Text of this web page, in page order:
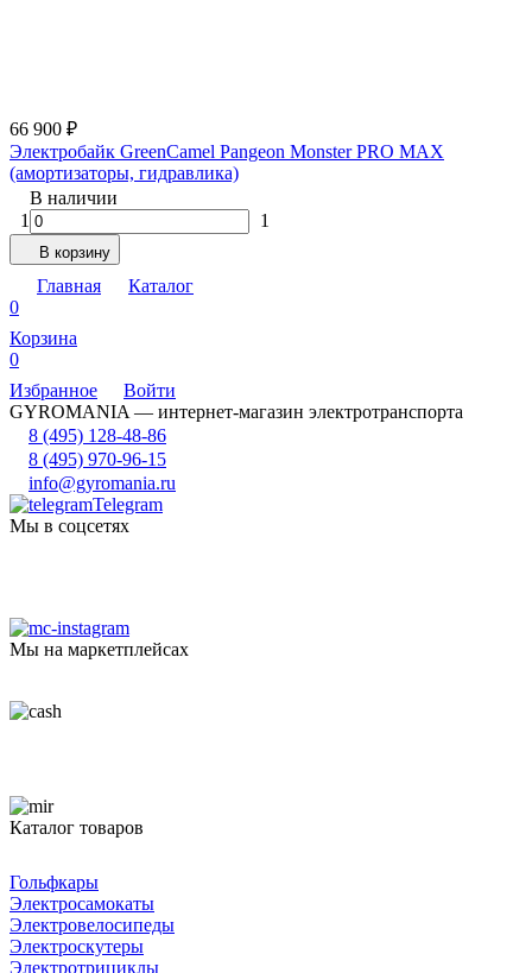
66 900 ₽
Электробайк GreenCamel Pangeon Monster PRO MAX
(амортизаторы, гидравлика)
В наличии
1
1
В корзину
Главная
Каталог
0
Корзина
0
Избранное
Войти
GYROMANIA — интернет-магазин электротранспорта
8 (495) 128-48-86
8 (495) 970-96-15
info@gyromania.ru
Telegram
Мы в соцсетях
Мы на маркетплейсах
Каталог товаров
Гольфкары
Электросамокаты
Электровелосипеды
Электроскутеры
Электротрициклы